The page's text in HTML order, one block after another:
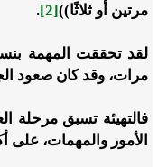
مرتين أو ثلاثًا))[2]
.
مرات، وقد كان صعود
فالتهيئة تسبق مرحلة
الأمور والمهمات، على